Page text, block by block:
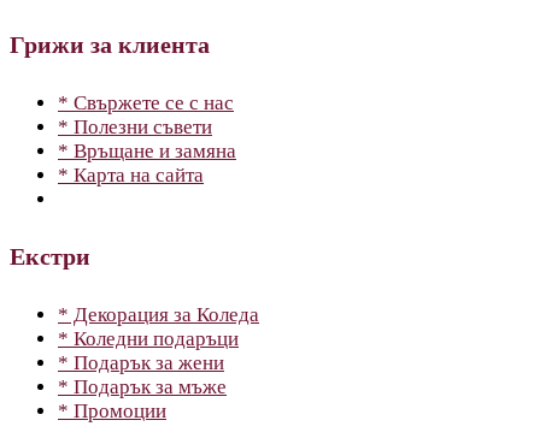
Грижи за клиента
* Свържете се с нас
* Полезни съвети
* Връщане и замяна
* Карта на сайта
Екстри
* Декорация за Коледа
* Коледни подаръци
* Подарък за жени
* Подарък за мъже
* Промоции